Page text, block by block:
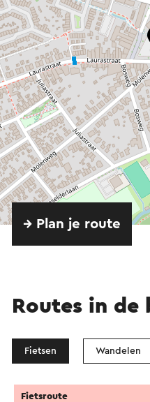
→ Plan je route
Routes in de
Fietsen Wandelen
Fietsroute